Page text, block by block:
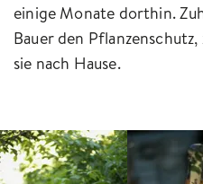
einige Monate dorthin.
Bauer den
sie nach Hause.